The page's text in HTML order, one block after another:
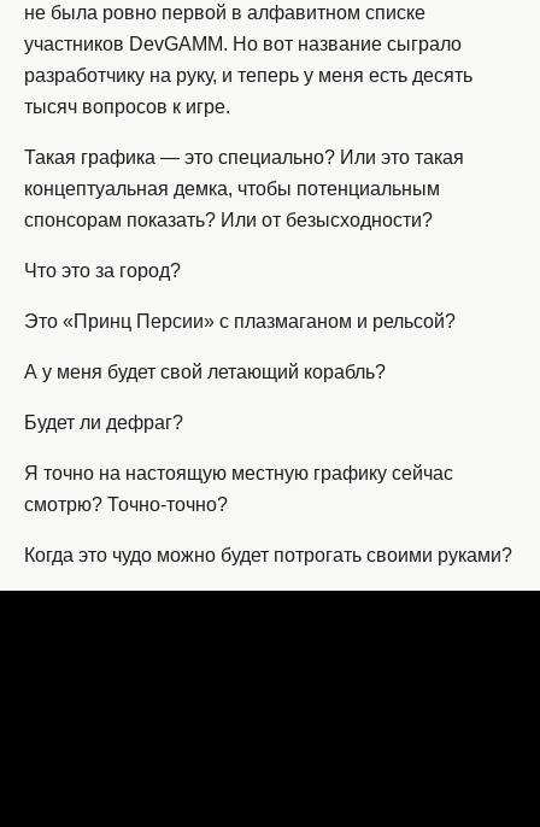
не была ровно первой в алфавитном списке
участников DevGAMM. Но вот название сыграло
разработчику на руку, и теперь у меня есть десять
тысяч вопросов к игре.
Такая графика — это специально? Или это такая
концептуальная демка, чтобы потенциальным
спонсорам показать? Или от безысходности?
Что это за город?
Это «Принц Персии» с плазмаганом и рельсой?
А у меня будет свой летающий корабль?
Будет ли дефраг?
Я точно на настоящую местную графику сейчас
смотрю? Точно-точно?
Когда это чудо можно будет потрогать своими руками?